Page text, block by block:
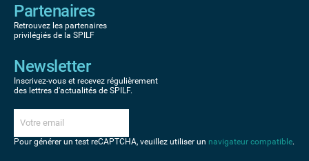
Partenaires
Retrouvez les partenaires
privilégiés de la SPILF
Newsletter
Inscrivez-vous et recevez régulièrement
des lettres d'actualités de SPILF.
Pour générer un test reCAPTCHA, veuillez utiliser un navigateur compatible.